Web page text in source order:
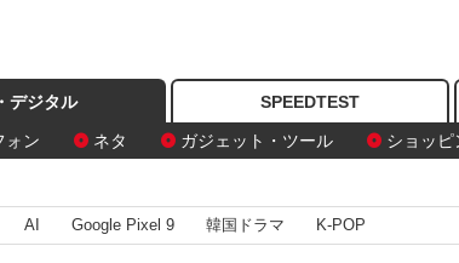
デジタル
ォン
ネタ ガジェット・ツール ショッピ
SPEEDTEST
AI Google Pixel 9 韓国ドラマ K-POP